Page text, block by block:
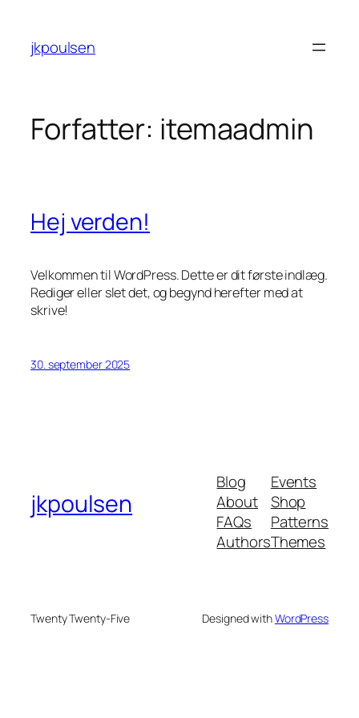
indhold
jkpoulsen
Forfatter: itemaadmin
Hej verden!
Velkommen til WordPress. Dette er dit første indlæg.
Rediger eller slet det, og begynd herefter med at
skrive!
30. september 2025
jkpoulsen
Blog
About
FAQs
Authors
Events
Shop
Patterns
Themes
Twenty Twenty-Five Designed withWordPress